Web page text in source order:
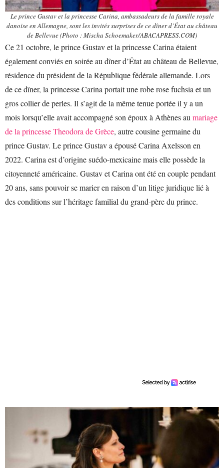
Le prince Gustav et la princesse Carina, ambassadeurs de la famille royale
danoise en Allemagne, sont les invités surprises de ce dîner d’État au château
de Bellevue (Photo : Mischa Schoemaker/ABACAPRESS.COM)
Ce 21 octobre, le prince Gustav et la princesse Carina étaient
également conviés en soirée au dîner d’État au château de Bellevue,
résidence du président de la République fédérale allemande. Lors
de ce dîner, la princesse Carina portait une robe rose fuchsia et un
gros collier de perles. Il s’agit de la même tenue portée il y a un
mois lorsqu’elle avait accompagné son époux à Athènes aumariage
de la princesse Theodora de Grèce, autre cousine germaine du
prince Gustav. Le prince Gustav a épousé Carina Axelsson en
2022. Carina est d’origine suédo-mexicaine mais elle possède la
citoyenneté américaine. Gustav et Carina ont été en couple pendant
20 ans, sans pouvoir se marier en raison d’un litige juridique lié à
des conditions sur l’héritage familial du grand-père du prince.